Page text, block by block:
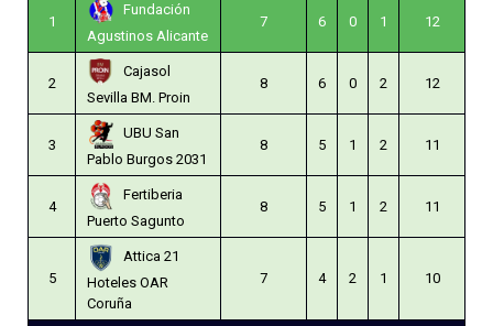
1
Fundación
Agustinos Alicante
7 6 0 1 12
2
Cajasol
Sevilla BM. Proin
8 6 0 2 12
3
UBU San
Pablo Burgos 2031
8 5 1 2 11
4
Fertiberia
Puerto Sagunto
8 5 1 2 11
5
Attica 21
Hoteles OAR
Coruña
7 4 2 1 10